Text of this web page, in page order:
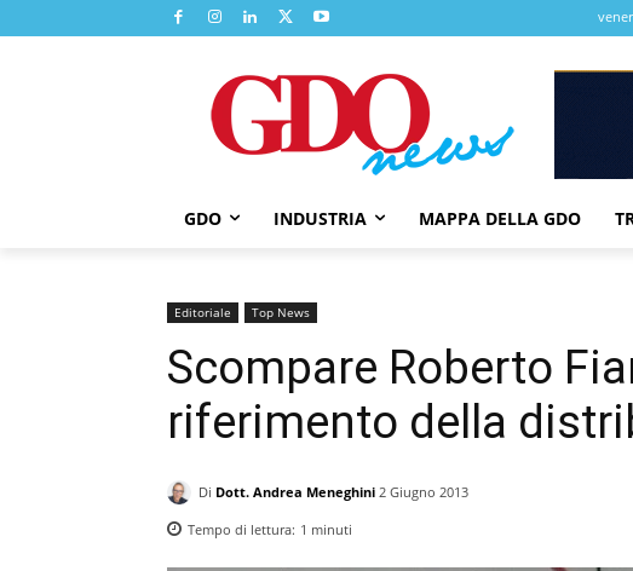
GDO INDUSTRIA MAPPA DELLA GDO
Editoriale Top News
Scompare Roberto
riferimento della
Di Dott. Andrea Meneghini 2 Giugno 2013
Tempo di lettura: 1 minuti